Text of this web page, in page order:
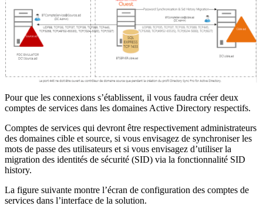
Pour que les connexions s’établissent, il vous faudra créer deux
comptes de services dans les domaines Active Directory respectifs.
Comptes de services qui devront être respectivement administrateurs
des domaines cible et source, si vous envisagez de synchroniser les
mots de passe des utilisateurs et si vous envisagez d’utiliser la
migration des identités de sécurité (SID) via la fonctionnalité SID
history.
La figure suivante montre l’écran de configuration des comptes de
services dans l’interface de la solution.